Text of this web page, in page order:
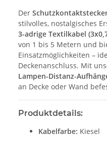
Der
stilvolles, nostalgisches
3-adrige Textilkabel
von 1 bis 5 Metern und
Einsatzmöglichkeiten –
Deckenanschluss. Mit
Lampen-Distanz-
an Decke oder Wand
Produktdetails:
Kabelfarbe: Kiesel